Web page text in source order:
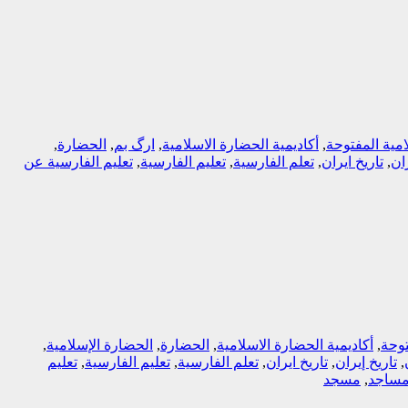
المفتوحة, أکادیمیة الحضارة الاسلامیة, ارگ بم, الحضارة,
, تاریخ ایران, تعلم الفارسیة, تعلیم الفارسیة, تعلیم الفارسیة عن
, أکادیمیة الحضارة الاسلامیة, الحضارة, الحضارة الإسلامية,
, تاریخ إیران, تاریخ ایران, تعلم الفارسیة, تعلیم الفارسیة, تعلیم
مساجد, مسجد